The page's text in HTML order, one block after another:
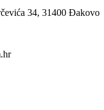
34, 31400 Đakovo